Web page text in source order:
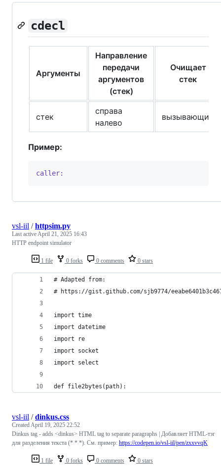
cdecl
Аргументы
Направление
передачи
аргументов
(стек)
Очищает
стек
стек
справа
налево
вызывающий
Пример:
caller:
1 file 0 forks 0 comments 0 stars
vsl-iil /httpsim.py
Last activeApril 21, 2025 16:43
HTTP endpoint simulator
# Adapted from:
# https://gist.github.com/sjb9774/
import time
import datetime
import re
import socket
import select
def file2bytes(path):
1 file 0 forks 0 comments 0 stars
vsl-iil /dinkus.css
CreatedApril 19, 2025 22:52
Dinkus tag - adds <dinkus> HTML tag to separate paragraphs | Добавляет HTML-тэг
для разделения текста (* * *). См. пример: https://codepen.io/vsl-iil/pen/zxxvvqK